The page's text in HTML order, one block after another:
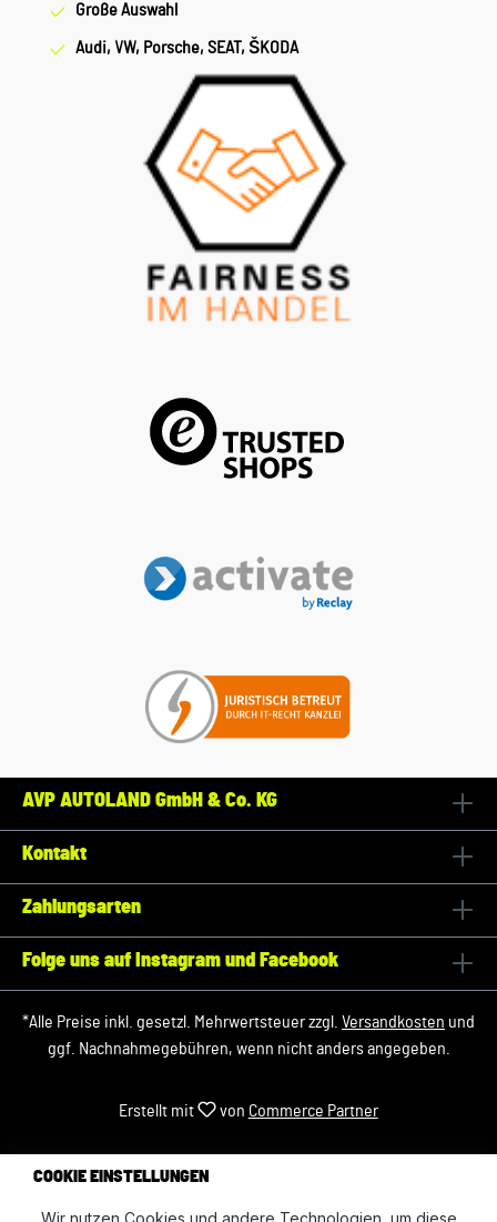
Große Auswahl
Audi, VW, Porsche, SEAT, ŠKODA
AVP AUTOLAND GmbH & Co. KG
Kontakt
Zahlungsarten
Folge uns auf Instagram und Facebook
*Alle Preise inkl. gesetzl. Mehrwertsteuer zzgl. Versandkosten und
ggf. Nachnahmegebühren, wenn nicht anders angegeben.
Erstellt mit von Commerce Partner
COOKIE EINSTELLUNGEN
Wir nutzen Cookies und andere Technologien, um diese